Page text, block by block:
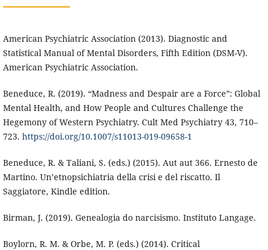
American Psychiatric Association (2013). Diagnostic and
Statistical Manual of Mental Disorders, Fifth Edition (DSM-V).
American Psychiatric Association.
Beneduce, R. (2019). “Madness and Despair are a Force”: Global
Mental Health, and How People and Cultures Challenge the
Hegemony of Western Psychiatry. Cult Med Psychiatry 43, 710–
723. https://doi.org/10.1007/s11013-019-09658-1
Beneduce, R. & Taliani, S. (eds.) (2015). Aut aut 366. Ernesto de
Martino. Un’etnopsichiatria della crisi e del riscatto. Il
Saggiatore, Kindle edition.
Birman, J. (2019). Genealogia do narcisismo. Instituto Langage.
Boylorn, R. M. & Orbe, M. P. (eds.) (2014). Critical